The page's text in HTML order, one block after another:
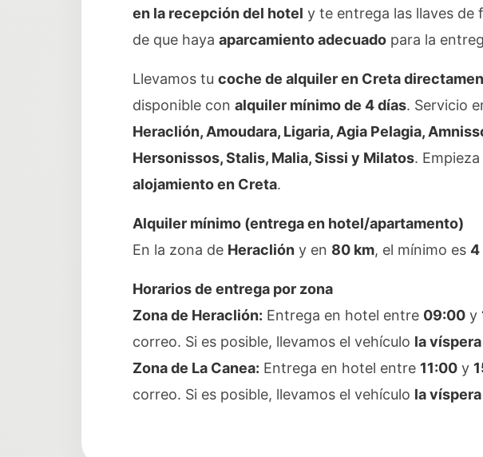
en la recepción del hotel y te entrega las llaves de
de que haya aparcamiento adecuado para la
Llevamos tu coche de alquiler en Creta
disponible con alquiler mínimo de 4 días. Servicio
Heraclión, Amoudara, Ligaria, Agia Pelagia,
Hersonissos, Stalis, Malia, Sissi y Milatos.
alojamiento en Creta.
Alquiler mínimo (entrega en hotel/apartamento)
En la zona de Heraclión y en 80 km, el mínimo es 4
Horarios de entrega por zona
Zona de Heraclión: Entrega en hotel entre 09:00 y
correo. Si es posible, llevamos el vehículo la
Zona de La Canea: Entrega en hotel entre 11:00 y
correo. Si es posible, llevamos el vehículo la